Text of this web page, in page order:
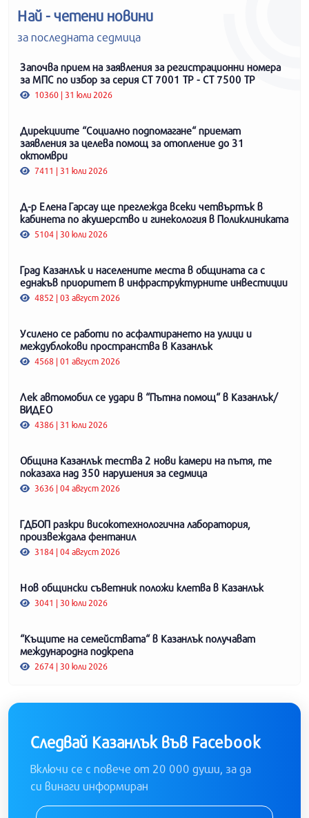
Най - четени новини
за последната седмица
Започва прием на заявления за регистрационни номера
за МПС по избор за серия СТ 7001 ТР - СТ 7500 ТР
10360 | 31 юли 2026
Дирекциите “Социално подпомагане“ приемат
заявления за целева помощ за отопление до 31
октомври
7411 | 31 юли 2026
Д-р Елена Гарсау ще преглежда всеки четвъртък в
кабинета по акушерство и гинекология в Поликлиниката
5104 | 30 юли 2026
Град Казанлък и населените места в общината са с
еднакъв приоритет в инфраструктурните инвестиции
4852 | 03 август 2026
Усилено се работи по асфалтирането на улици и
междублокови пространства в Казанлък
4568 | 01 август 2026
Лек автомобил се удари в “Пътна помощ“ в Казанлък/
ВИДЕО
4386 | 31 юли 2026
Община Казанлък тества 2 нови камери на пътя, те
показаха над 350 нарушения за седмица
3636 | 04 август 2026
ГДБОП разкри високотехнологична лаборатория,
произвеждала фентанил
3184 | 04 август 2026
Нов общински съветник положи клетва в Казанлък
3041 | 30 юли 2026
“Къщите на семействата“ в Казанлък получават
международна подкрепа
2674 | 30 юли 2026
Следвай Казанлък във Facebook
Включи се с повече от 20 000 души, за да
си винаги информиран